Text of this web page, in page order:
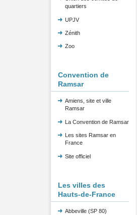
quartiers
UPJV
Zénith
Zoo
Convention de
Ramsar
Amiens, site et ville
Ramsar
La Convention de Ramsar
Les sites Ramsar en
France
Site officiel
Les villes des
Hauts-de-France
Abbeville (SP 80)